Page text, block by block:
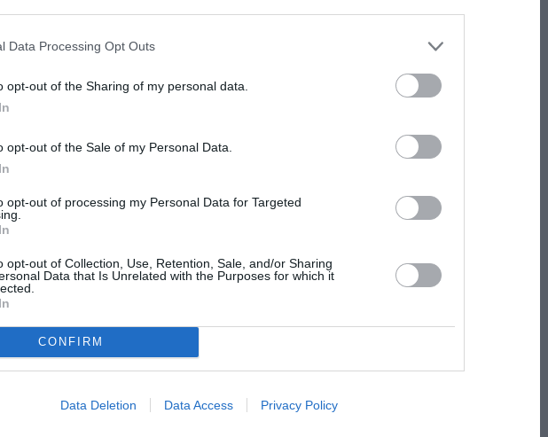
Data Processing Opt Outs
opt-out of the Sharing of my personal data.
opt-out of the Sale of my Personal Data.
opt-out of processing my Personal Data for Targeted
opt-out of Collection, Use, Retention, Sale, and/or Sharing
Data that Is Unrelated with the Purposes for which it
CONFIRM
Data Deletion Data Access Privacy Policy
avancées de la Commission vérité,
Premier ministre Charles Konan Banny.
et de la sécurité, des mesures
militaire, dirigée par le comzone Zakaria
des armes en circulation;
les casernes pour remonter le moral de la
«ceinturer» le pays.